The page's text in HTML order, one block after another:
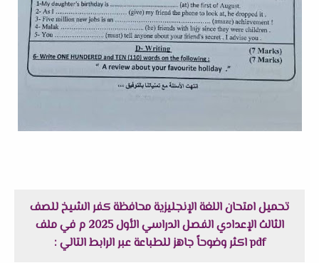
تحميل امتحان اللغة الإنجليزية محافظة كفر الشيخ للصف
الثالث الإعدادي الفصل الدراسي الأول 2025 م في ملف
pdf اكثر وضوحاً جاهز للطباعة عبر الرابط التالي :